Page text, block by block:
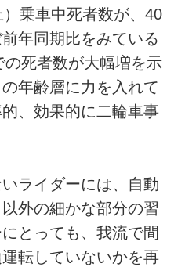
乗車中死者数が、40
年同期比をみている
死者数が大幅増を示
年齢層に力を入れて
、効果的に二輪車事
ライダーには、自動
外の細かな部分の習
とっても、我流で間
転していないかを再